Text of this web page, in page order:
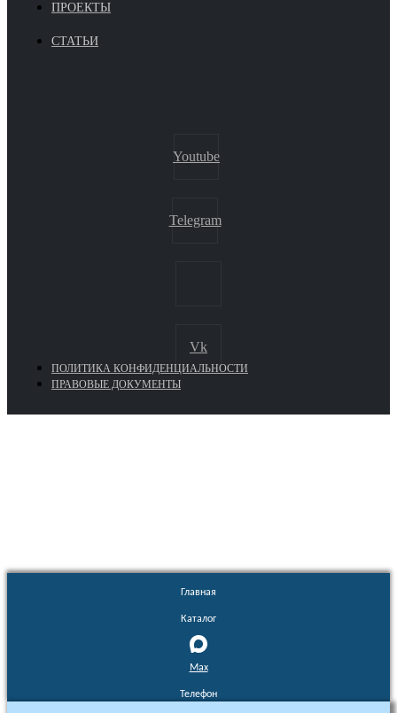
ПРОЕКТЫ
СТАТЬИ
Youtube
Telegram
Vk
ПОЛИТИКА КОНФИДЕНЦИАЛЬНОСТИ
ПРАВОВЫЕ ДОКУМЕНТЫ
Главная
Каталог
Max
Телефон